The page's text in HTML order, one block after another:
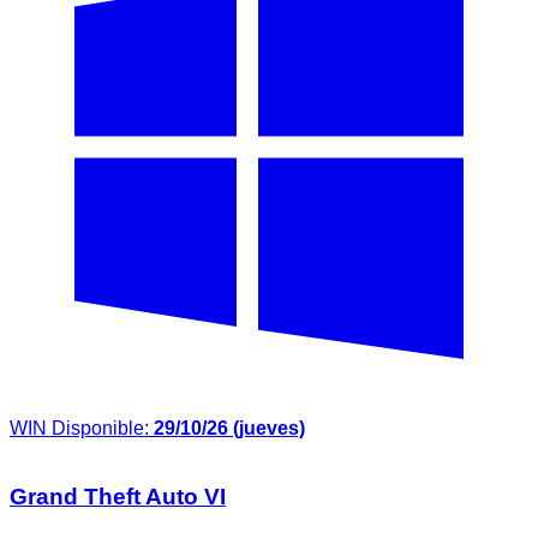
WIN Disponible: 29/10/26 (jueves)
Grand Theft Auto VI